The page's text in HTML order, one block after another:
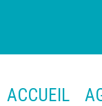
ACCUEIL